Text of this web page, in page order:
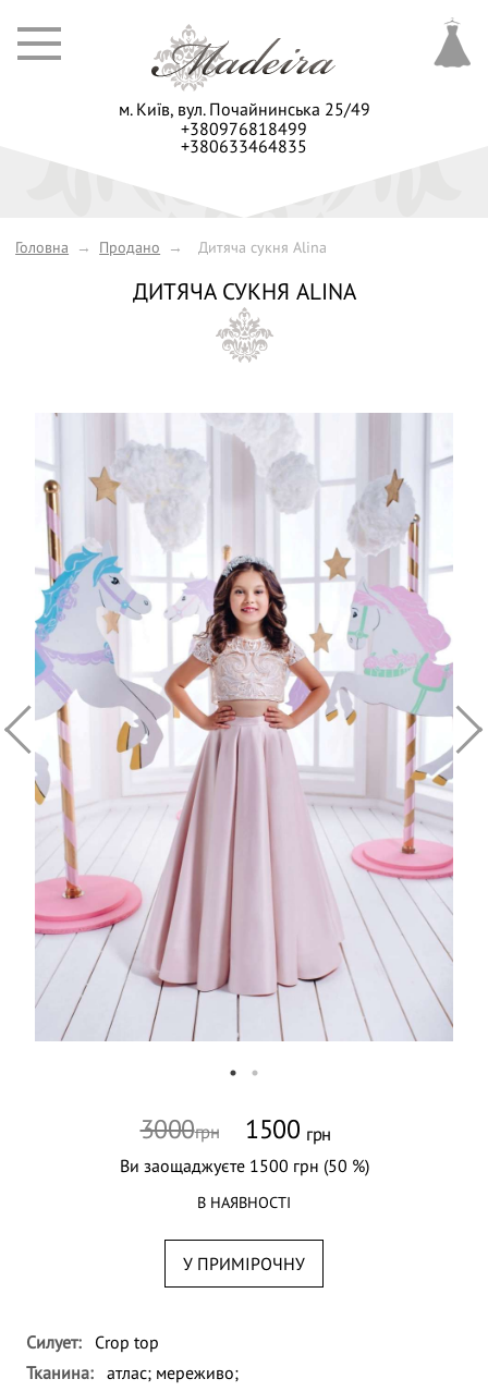
+380976818499
+380633464835
м. Київ, вул. Почайнинська 25/49
Головна → Продано → Дитяча сукня Alina
ДИТЯЧА СУКНЯ ALINA
3000грн 1500 грн
Ви заощаджуєте 1500 грн (50 %)
В НАЯВНОСТІ
У ПРИМІРОЧНУ
Силует:
Сrop top
Тканина: атлас; мереживо;